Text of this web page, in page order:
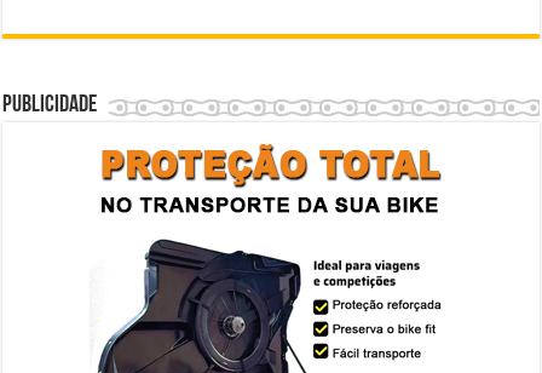
Publicidade